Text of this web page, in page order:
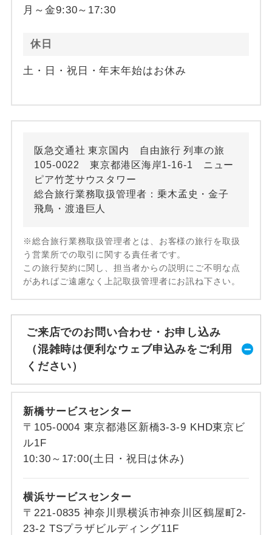
月～金9:30～17:30
休日
土・日・祝日・年末年始はお休み
阪急交通社 東京国内 自由旅行 列車の旅
105-0022 東京都港区海岸1-16-1 ニュー
ピア竹芝サウスタワー
総合旅行業務取扱管理者：乗木孟史・金子
飛鳥・渡邉巨人
※総合旅行業務取扱管理者とは、お客様の旅行を取扱
う営業所での取引に関する責任者です。
この旅行契約に関し、担当者からの説明にご不明な点
があればご遠慮なく上記取扱管理者にお訊ね下さい。
ご来店でのお問い合わせ・お申し込み
（混雑時は便利なウェブ申込みをご利用
ください）
新橋サービスセンター
〒105-0004 東京都港区新橋3-3-9 KHD東京ビ
ル1F
10:30～17:00(土日・祝日は休み)
横浜サービスセンター
〒221-0835 神奈川県横浜市神奈川区鶴屋町2-
23-2 TSプラザビルディング11F